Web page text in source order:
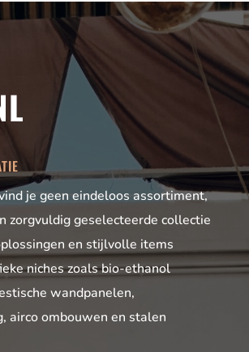
je geen eindeloos assortiment,
zorgvuldig geselecteerde collectie
en stijlvolle items
niches zoals bio-ethanol
wandpanelen,
airco ombouwen en stalen